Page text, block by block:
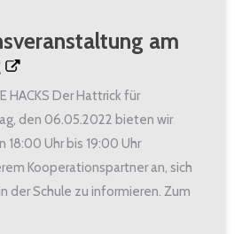
am
HACKS Der Hattrick für
den 06.05.2022 bieten wir
18:00 Uhr bis 19:00 Uhr
Kooperationspartner an, sich
der Schule zu informieren. Zum